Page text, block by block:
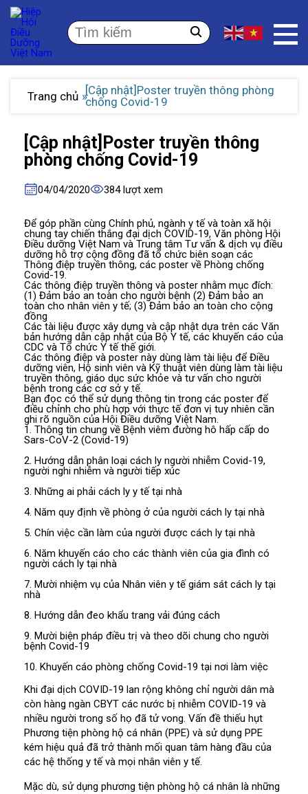
Trang chủ
[Cập nhật]Poster truyền thông phòng
chống Covid-19
[Cập nhật]Poster truyền thông
phòng chống Covid-19
04/04/2020 384 lượt xem
Để góp phần cùng Chính phủ, ngành y tế và toàn xã hội
chung tay chiến thắng đại dịch COVID-19, Văn phòng Hội
Điều dưỡng Việt Nam và Trung tâm Tư vấn & dịch vụ điều
dưỡng hỗ trợ cộng đồng đã tổ chức biên soạn các
Thông điệp truyền thông, các poster về Phòng chống
Covid-19.
Các thông điệp truyền thông và poster nhằm mục đích:
(1) Đảm bảo an toàn cho người bệnh (2) Đảm bảo an
toàn cho nhân viên y tế; (3) Đảm bảo an toàn cho cộng
đồng
Các tài liệu được xây dựng và cập nhật dựa trên các Văn
bản hướng dẫn cập nhật của Bộ Y tế, các khuyến cáo của
CDC và Tổ chức Y tế thế giới.
Các thông điệp và poster này dùng làm tài liệu để Điều
dưỡng viên, Hộ sinh viên và Kỹ thuật viên dùng làm tài liệu
truyền thông, giáo dục sức khỏe và tư vấn cho người
bệnh trong các cơ sở y tế.
Bạn đọc có thể sử dụng thông tin trong các poster để
điều chỉnh cho phù hợp với thực tế đơn vị tuy nhiên cần
ghi rõ nguồn của Hội Điều dưỡng Việt Nam.
1. Thông tin chung về Bệnh viêm đường hô hấp cấp do
Sars-CoV-2 (Covid-19)
2. Hướng dẫn phân loại cách ly người nhiễm Covid-19,
người nghi nhiễm và người tiếp xúc
3. Những ai phải cách ly y tế tại nhà
4. Năm quy định về phòng ở của người cách ly tại nhà
5. Chín việc cần làm của người được cách ly tại nhà
6. Năm khuyến cáo cho các thành viên của gia đình có
người cách ly tại nhà
7. Mười nhiệm vụ của Nhân viên y tế giám sát cách ly tại
nhà
8. Hướng dẫn đeo khẩu trang vải đúng cách
9. Mười biện pháp điều trị và theo dõi chung cho người
bệnh Covid-19
10. Khuyến cáo phòng chống Covid-19 tại nơi làm việc
Khi đại dịch COVID-19 lan rộng không chỉ người dân mà
còn hàng ngàn CBYT các nước bị nhiễm COVID-19 và
nhiều người trong số họ đã tử vong. Vấn đề thiếu hụt
Phương tiện phòng hộ cá nhân (PPE) và sử dụng PPE
kém hiệu quả đã trở thành mối quan tâm hàng đầu của
các hệ thống y tế và mọi nhân viên y tế.
Mặc dù, sử dụng phương tiện phòng hộ cá nhân là những